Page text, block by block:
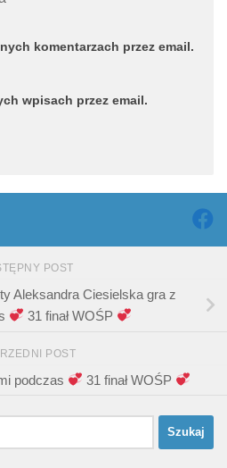
komentarzach przez email.
wpisach przez email.
POST
Aleksandra Ciesielska gra z
31 finał WOŚP
POST
podczas 31 finał WOŚP